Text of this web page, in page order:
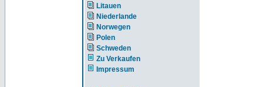
Litauen
Niederlande
Norwegen
Polen
Schweden
Zu Verkaufen
Impressum